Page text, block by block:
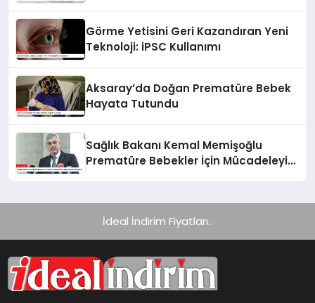
Görme Yetisini Geri Kazandıran Yeni
Teknoloji: iPSC Kullanımı
Aksaray’da Doğan Prematüre Bebek
Hayata Tutundu
Sağlık Bakanı Kemal Memişoğlu
Prematüre Bebekler İçin Mücadeleyi
İdeal İndirim Fiyatları..